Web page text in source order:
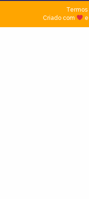
Termos|
Criado com
e